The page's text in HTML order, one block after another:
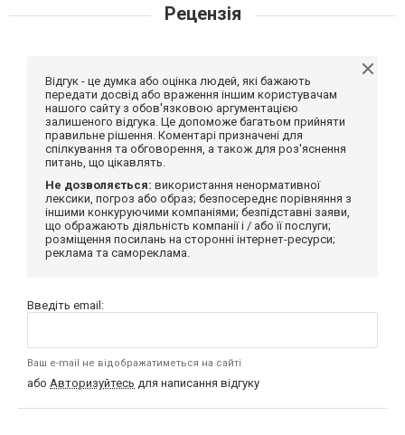
Рецензія
Відгук - це думка або оцінка людей, які бажають
передати досвід або враження іншим користувачам
нашого сайту з обов'язковою аргументацією
залишеного відгука. Це допоможе багатьом прийняти
правильне рішення. Коментарі призначені для
спілкування та обговорення, а також для роз'яснення
питань, що цікавлять.
Не дозволяється: використання ненормативної
лексики, погроз або образ; безпосереднє порівняння з
іншими конкуруючими компаніями; безпідставні заяви,
що ображають діяльність компанії і / або її послуги;
розміщення посилань на сторонні інтернет-ресурси;
реклама та самореклама.
Введіть email:
Ваш e-mail не відображатиметься на сайті
або Авторизуйтесь для написання відгуку